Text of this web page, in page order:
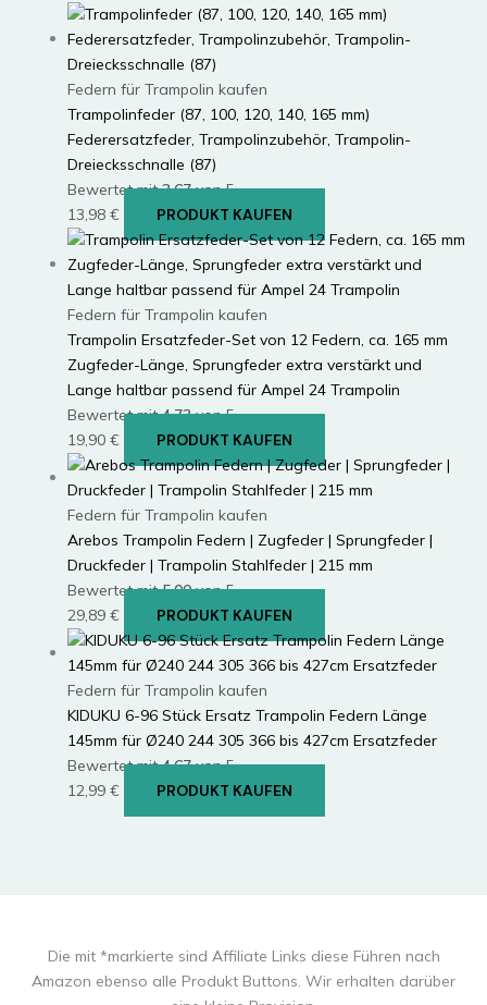
Federn für Trampolin kaufen
Trampolinfeder (87, 100, 120, 140, 165 mm)
Federersatzfeder, Trampolinzubehör, Trampolin-
Dreiecksschnalle (87)
Bewertet mit3.67von 5
13,98 € PRODUKT KAUFEN
Federn für Trampolin kaufen
Trampolin Ersatzfeder-Set von 12 Federn, ca. 165 mm
Zugfeder-Länge, Sprungfeder extra verstärkt und
Lange haltbar passend für Ampel 24 Trampolin
Bewertet mit4.73von 5
19,90 € PRODUKT KAUFEN
Federn für Trampolin kaufen
Arebos Trampolin Federn | Zugfeder | Sprungfeder |
Druckfeder | Trampolin Stahlfeder | 215 mm
Bewertet mit5.00von 5
29,89 € PRODUKT KAUFEN
Federn für Trampolin kaufen
KIDUKU 6-96 Stück Ersatz Trampolin Federn Länge
145mm für Ø240 244 305 366 bis 427cm Ersatzfeder
Bewertet mit4.67von 5
12,99 € PRODUKT KAUFEN
Die mit *markierte sind Affiliate Links diese Führen nach
Amazon ebenso alle Produkt Buttons. Wir erhalten darüber